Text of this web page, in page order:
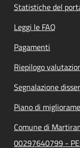
Statistiche del
Leggi le FAQ
Pagamenti
Riepilogo
Segnalazione
Piano di
Comune di
00297640799 -